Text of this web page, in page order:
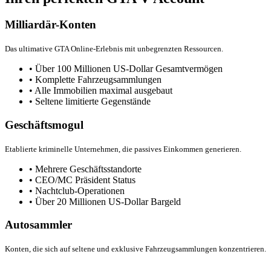
Milliardär-Konten
Das ultimative GTA Online-Erlebnis mit unbegrenzten Ressourcen.
• Über 100 Millionen US-Dollar Gesamtvermögen
• Komplette Fahrzeugsammlungen
• Alle Immobilien maximal ausgebaut
• Seltene limitierte Gegenstände
Geschäftsmogul
Etablierte kriminelle Unternehmen, die passives Einkommen generieren.
• Mehrere Geschäftsstandorte
• CEO/MC Präsident Status
• Nachtclub-Operationen
• Über 20 Millionen US-Dollar Bargeld
Autosammler
Konten, die sich auf seltene und exklusive Fahrzeugsammlungen konzentrieren.